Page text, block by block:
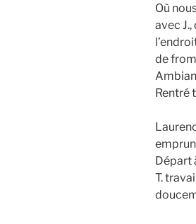
Où
avec
de
Rentré
Départ
T.